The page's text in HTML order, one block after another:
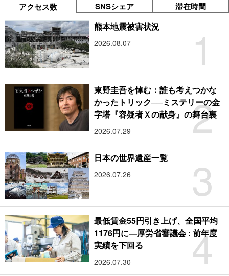
アクセス数 SNSシェア 滞在時間
1
熊本地震被害状況
2026.08.07
2
東野圭吾を悼む：誰も考えつかな
かったトリック──ミステリーの金
字塔『容疑者Ｘの献身』の舞台裏
2026.07.29
3
日本の世界遺産一覧
2026.07.26
4
最低賃金55円引き上げ、全国平均
1176円に―厚労省審議会 : 前年度
実績を下回る
2026.07.30